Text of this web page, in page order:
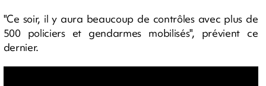
"Ce soir, il y aura beaucoup de contrôles avec plus de
500 policiers et gendarmes mobilisés", prévient ce
dernier.